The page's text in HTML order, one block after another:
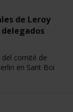
de Leroy
del comité de
en Sant Boi